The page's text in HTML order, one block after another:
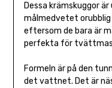
Dessa krämskuggor
målmedvetet
eftersom de bara är
perfekta för
Formeln är på den
det vattnet. Det är